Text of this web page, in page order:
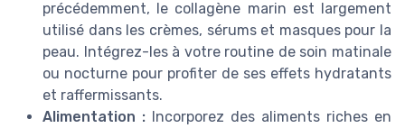
précédemment, le collagène marin est largement
utilisé dans les crèmes, sérums et masques pour la
peau. Intégrez-les à votre routine de soin matinale
ou nocturne pour profiter de ses effets hydratants
et raffermissants.
Alimentation :
Incorporez des aliments riches en